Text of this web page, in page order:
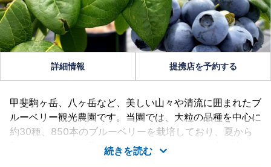
詳細情報 提携店を予約する
甲斐駒ヶ岳、八ヶ岳など、美しい山々や清流に囲まれたブ
ルーベリー観光農園です。当園では、大粒の品種を中心に
約30種、850本のブルーベリーを栽培しており、夏から
秋にかけてまで、最も食べ頃のブルーベリーの食べ比べが
楽しめます。また、ブルーベリーが最も喜ぶ技術、環境で
続きを読む